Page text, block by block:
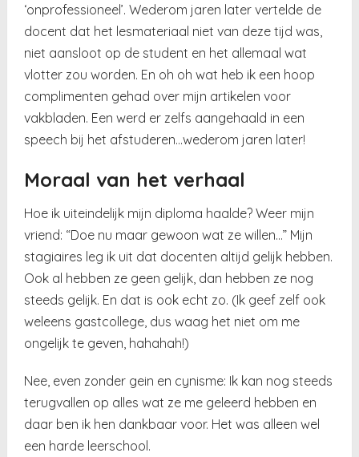
‘onprofessioneel’. Wederom jaren later vertelde de
docent dat het lesmateriaal niet van deze tijd was,
niet aansloot op de student en het allemaal wat
vlotter zou worden. En oh oh wat heb ik een hoop
complimenten gehad over mijn artikelen voor
vakbladen. Een werd er zelfs aangehaald in een
speech bij het afstuderen…wederom jaren later!
Moraal van het verhaal
Hoe ik uiteindelijk mijn diploma haalde? Weer mijn
vriend: “Doe nu maar gewoon wat ze willen…” Mijn
stagiaires leg ik uit dat docenten altijd gelijk hebben.
Ook al hebben ze geen gelijk, dan hebben ze nog
steeds gelijk. En dat is ook echt zo. (Ik geef zelf ook
weleens gastcollege, dus waag het niet om me
ongelijk te geven, hahahah!)
Nee, even zonder gein en cynisme: Ik kan nog steeds
terugvallen op alles wat ze me geleerd hebben en
daar ben ik hen dankbaar voor. Het was alleen wel
een harde leerschool.